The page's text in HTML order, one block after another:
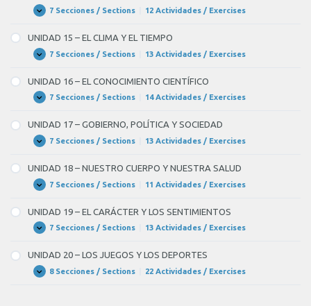
Y
LAS
TECNOLOGÍAS
Expandir
UNIDAD
–
NUESTRO
PLANETA,
LA
7 Secciones / Sections 12 Actividades / Exercises
UNIDAD 15 – EL CLIMA Y EL TIEMPO
Expandir
UNIDAD
–
EL
CLIMA
TIEMPO
7 Secciones / Sections 13 Actividades / Exercises
UNIDAD 16 – EL CONOCIMIENTO CIENTÍFICO
Expandir
UNIDAD
–
EL
CONOCIMIENTO
CIENTÍFICO
7 Secciones / Sections 14 Actividades / Exercises
UNIDAD 17 – GOBIERNO, POLÍTICA Y SOCIEDAD
Expandir
UNIDAD
–
GOBIERNO,
POLÍTICA
Y
7 Secciones / Sections 13 Actividades / Exercises
UNIDAD 18 – NUESTRO CUERPO Y NUESTRA SALUD
Expandir
UNIDAD
–
NUESTRO
CUERPO
Y
SALUD
7 Secciones / Sections 11 Actividades / Exercises
UNIDAD 19 – EL CARÁCTER Y LOS SENTIMIENTOS
Expandir
UNIDAD
–
EL
CARÁCTER
Y
7 Secciones / Sections 13 Actividades / Exercises
UNIDAD 20 – LOS JUEGOS Y LOS DEPORTES
Expandir
UNIDAD8 Secciones / Sections 22 Actividades / Exercises